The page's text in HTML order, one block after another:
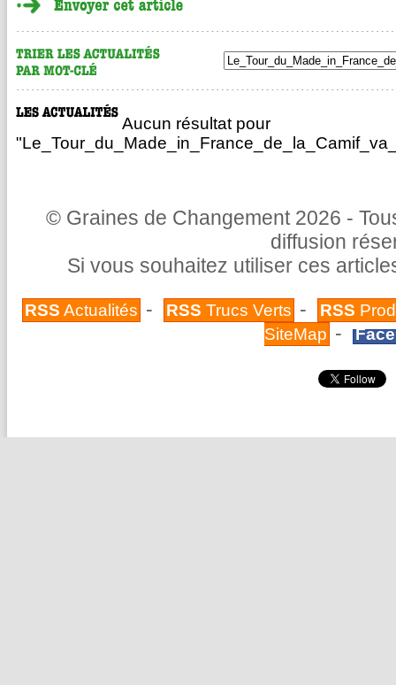
Aucun résultat pour
© Graines de Changement 2026 -
diffusion
Si vous souhaitez utiliser ces
RSS Actualités - RSS Trucs Verts - RSS
SiteMap -